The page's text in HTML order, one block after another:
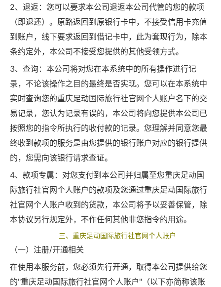
2、退返：您可以要求本公司退返本公司代管的您的款项
（即退还）。原路返回到原银行卡中，不接受信用卡充值
到账户，线下要求返回到借记卡中，此为套现行为，除本
条约定外，本公司不接受您提供的其他受领方式。
3、查询：本公司将对您在本系统中的所有操作进行记
录，不论该操作之目的最终是否实现。您可以在本系统中
实时查询您的重庆足动国际旅行社官网个人账户名下的交
易记录，您认为记录有误的，本公司将向您提供本公司已
按照您的指令所执行的收付款的记录。您理解并同意您最
终收到款项的服务是由您提供的银行账户对应的银行提供
的，您需向该银行请求查证。
4、款项专属：对您支付到本公司并归属至您重庆足动国
际旅行社官网个人账户的款项及您通过重庆足动国际旅行
社官网个人账户收到的货款，本公司将予以妥善保管，除
本协议另行规定外，不作任何其他非您指令的用途。
三、重庆足动国际旅行社官网个人账户
（一）注册/开通相关
在使用本服务前，您必须先行开通，取得本公司提供给您
的"重庆足动国际旅行社官网个人账户"（以下亦简称该账